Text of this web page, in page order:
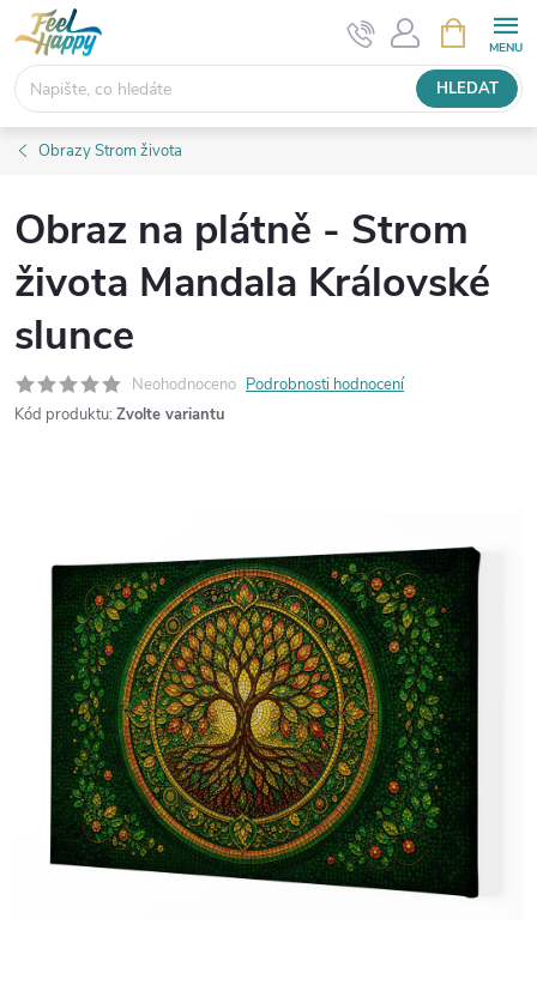
Přejít
na
obsah
HLEDAT
NÁKUPNÍ
KOŠÍK
Obrazy Strom života
Obraz na plátně - Strom
života Mandala Královské
slunce
Neohodnoceno Podrobnosti hodnocení
Kód produktu: Zvolte variantu